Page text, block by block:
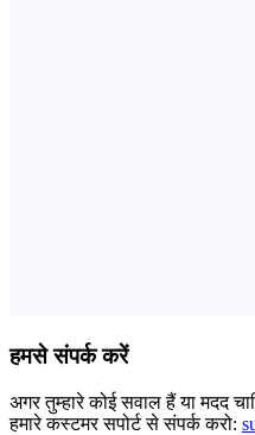
हमसे संपर्क करें
अगर तुम्हारे कोई सवाल हैं या मदद
हमारे कस्टमर सपोर्ट से संपर्क करो: